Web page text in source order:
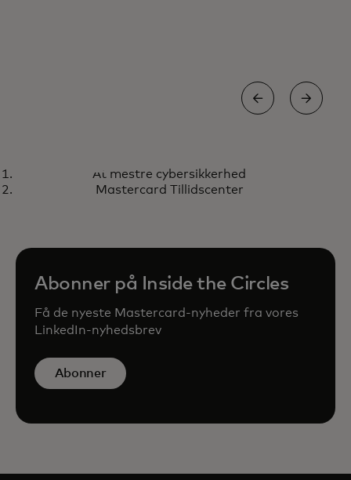
At mestre cybersikkerhed
At mestre cybersikkerhed
Mastercard Tillidscenter
Abonner på Inside the Circles
Få de nyeste Mastercard-nyheder fra vores
LinkedIn-nyhedsbrev
Abonner